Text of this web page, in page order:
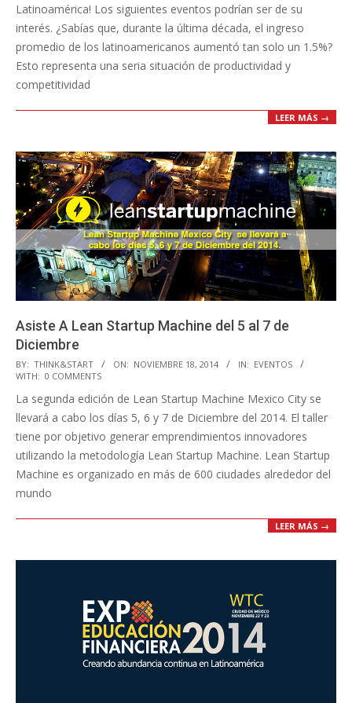
Latinoamérica! Los siguientes eventos podrían ser de su
interés. ¿Sabías que, durante la última década, el ingreso
promedio de los latinoamericanos aumentó tan solo un 1.5%?
Esto representa una seria situación de productividad y
competitividad
LEER MÁS →
Asiste A Lean Startup Machine del 5 al 7 de
Diciembre
2014-
11-
18
BY: THINK&START ON: NOVIEMBRE 18, 2014 IN: EVENTOS
WITH: 0 COMMENTS
La segunda edición de Lean Startup Machine Mexico City se
llevará a cabo los días 5, 6 y 7 de Diciembre del 2014. El taller
tiene por objetivo generar emprendimientos innovadores
utilizando la metodología Lean Startup Machine. Lean Startup
Machine es organizado en más de 600 ciudades alrededor del
mundo
LEER MÁS →